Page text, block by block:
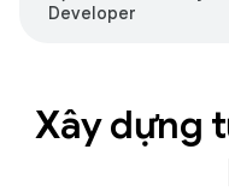
Developer
Xây dựng